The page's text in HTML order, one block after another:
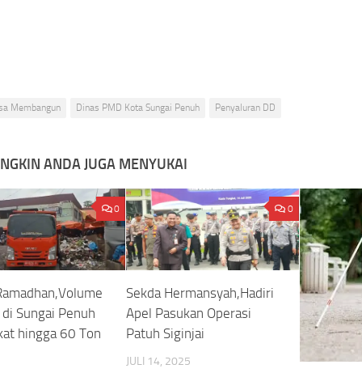
Membangun Dinas PMD Kota Sungai Penuh Penyaluran DD
ANDA JUGA MENYUKAI
0
Sungai Penuh
hingga 60 Ton
0
Sekda Hermansyah,Hadiri
Apel Pasukan Operasi
Patuh Siginjai
JULI 14, 2025